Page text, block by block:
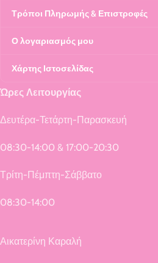
Τρόποι Πληρωμής & Επιστροφές
Ο λογαριασμός μου
Χάρτης Ιστοσελίδας
Ώρες Λειτουργίας
Δευτέρα-Τετάρτη-Παρασκευή
08:30-14:00 & 17:00-20:30
Τρίτη-Πέμπτη-Σάββατο
08:30-14:00
Αικατερίνη Καραλή